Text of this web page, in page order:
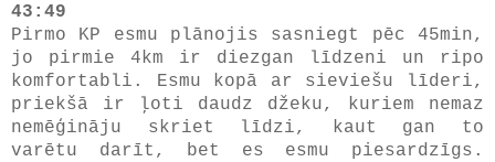
43:49
Pirmo KP esmu plānojis sasniegt pēc 45min,
jo pirmie 4km ir diezgan līdzeni un ripo
komfortabli. Esmu kopā ar sieviešu līderi,
priekšā ir ļoti daudz džeku, kuriem nemaz
nemēģināju skriet līdzi, kaut gan to
varētu darīt, bet es esmu piesardzīgs.